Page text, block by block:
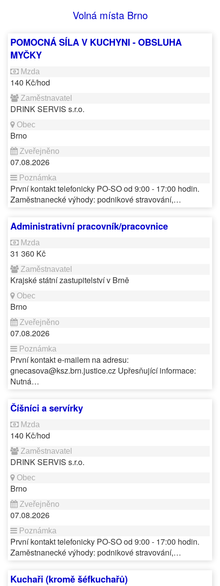
Volná místa Brno
POMOCNÁ SÍLA V KUCHYNI - OBSLUHA
MYČKY
140 Kč/hod
DRINK SERVIS s.r.o.
Brno
07.08.2026
První kontakt telefonicky PO-SO od 9:00 - 17:00 hodin.
Zaměstnanecké výhody: podnikové stravování,…
Administrativní pracovník/pracovnice
31 360 Kč
Krajské státní zastupitelství v Brně
Brno
07.08.2026
První kontakt e-mailem na adresu:
gnecasova@ksz.brn.justice.cz Upřesňující informace:
Nutná…
Číšníci a servírky
140 Kč/hod
DRINK SERVIS s.r.o.
Brno
07.08.2026
První kontakt telefonicky PO-SO od 9:00 - 17:00 hodin.
Zaměstnanecké výhody: podnikové stravování,…
Kuchaři (kromě šéfkuchařů)